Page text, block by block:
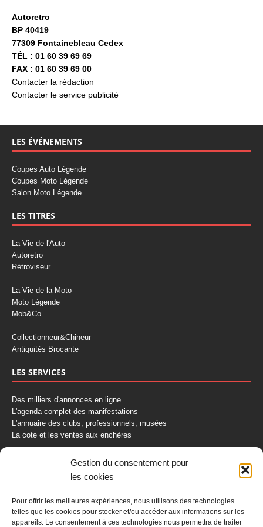
Gestion du consentement pour
les cookies
Pour offrir les meilleures expériences, nous utilisons des technologies
telles que les cookies pour stocker et/ou accéder aux informations sur les
appareils. Le consentement à ces technologies nous permettra de traiter
Autoretro
BP 40419
77309 Fontainebleau Cedex
TÉL : 01 60 39 69 69
FAX : 01 60 39 69 00
Contacter la rédaction
Contacter le service publicité
LES ÉVÉNEMENTS
Coupes Auto Légende
Coupes Moto Légende
Salon Moto Légende
LES TITRES
La Vie de l'Auto
Autoretro
Rétroviseur
La Vie de la Moto
Moto Légende
Mob&Co
Collectionneur&Chineur
Antiquités Brocante
LES SERVICES
Des milliers d'annonces en ligne
L'agenda complet des manifestations
L'annuaire des clubs, professionnels, musées
La cote et les ventes aux enchères
La Boutique du Collectionneur
AUTORETRO